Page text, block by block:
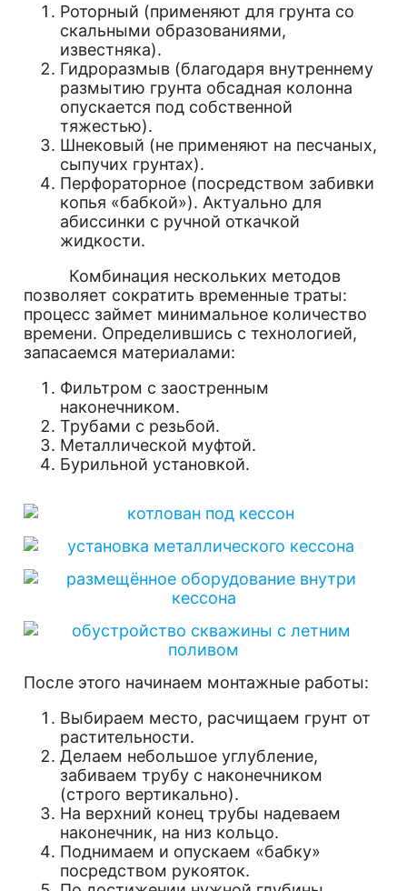
Роторный (применяют для грунта со
скальными образованиями,
известняка).
Гидроразмыв (благодаря внутреннему
размытию грунта обсадная колонна
опускается под собственной
тяжестью).
Шнековый (не применяют на песчаных,
сыпучих грунтах).
Перфораторное (посредством забивки
копья «бабкой»). Актуально для
абиссинки с ручной откачкой
жидкости.
Комбинация нескольких методов
позволяет сократить временные траты:
процесс займет минимальное количество
времени. Определившись с технологией,
запасаемся материалами:
Фильтром с заостренным
наконечником.
Трубами с резьбой.
Металлической муфтой.
Бурильной установкой.
После этого начинаем монтажные работы:
Выбираем место, расчищаем грунт от
растительности.
Делаем небольшое углубление,
забиваем трубу с наконечником
(строго вертикально).
На верхний конец трубы надеваем
наконечник, на низ кольцо.
Поднимаем и опускаем «бабку»
посредством рукояток.